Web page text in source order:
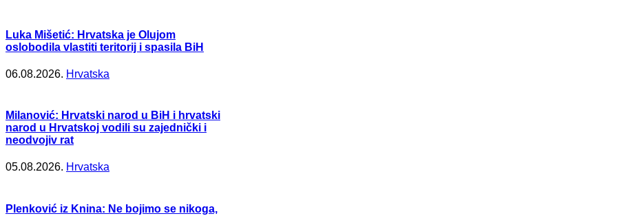
Luka Mišetić: Hrvatska je Olujom
oslobodila vlastiti teritorij i spasila BiH
06.08.2026. Hrvatska
Milanović: Hrvatski narod u BiH i hrvatski
narod u Hrvatskoj vodili su zajednički i
neodvojiv rat
05.08.2026. Hrvatska
Plenković iz Knina: Ne bojimo se nikoga,